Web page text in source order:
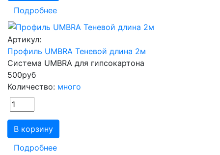
Подробнее
Артикул:
Профиль UMBRA Теневой длина 2м
Система UMBRA для гипсокартона
500руб
Количество: много
В корзину
Подробнее